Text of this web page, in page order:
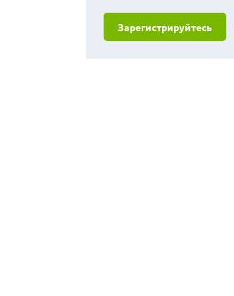
Зарегистрируйтесь